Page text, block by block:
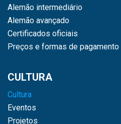
Alemão intermediário
Alemão avançado
Certificados oficiais
Preços e formas de pagamento
CULTURA
Cultura
Eventos
Projetos